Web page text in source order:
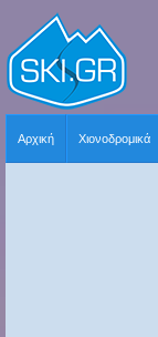
Αρχική Χιονοδρομικά